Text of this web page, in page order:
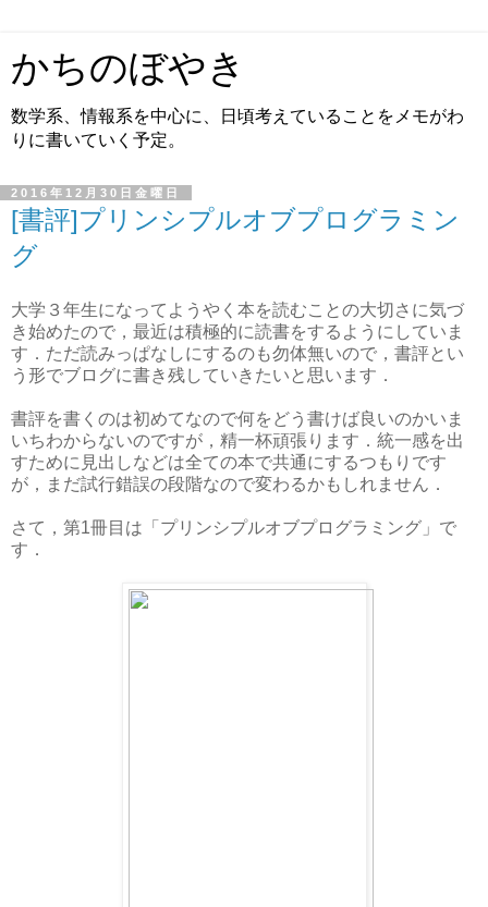
かちのぼやき
数学系、情報系を中心に、日頃考えていることをメモがわ
りに書いていく予定。
2016年12月30日金曜日
[書評]プリンシプルオブプログラミン
グ
大学３年生になってようやく本を読むことの大切さに気づ
き始めたので，最近は積極的に読書をするようにしていま
す．ただ読みっぱなしにするのも勿体無いので，書評とい
う形でブログに書き残していきたいと思います．
書評を書くのは初めてなので何をどう書けば良いのかいま
いちわからないのですが，精一杯頑張ります．統一感を出
すために見出しなどは全ての本で共通にするつもりです
が，まだ試行錯誤の段階なので変わるかもしれません．
さて，第1冊目は「プリンシプルオブプログラミング」で
す．